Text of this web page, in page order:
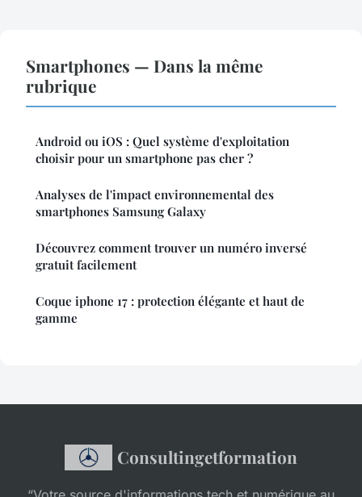
Smartphones — Dans la même
rubrique
Android ou iOS : Quel système d'exploitation
choisir pour un smartphone pas cher ?
Analyses de l'impact environnemental des
smartphones Samsung Galaxy
Découvrez comment trouver un numéro inversé
gratuit facilement
Coque iphone 17 : protection élégante et haut de
gamme
Consultingetformation